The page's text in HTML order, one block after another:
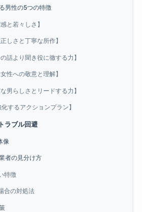
男性の5つの特徴
と若々しさ】
しさと丁寧な所作】
話より聞き役に徹する力】
性への敬意と理解】
男らしさとリードする力】
化するアクションプラン】
ラブル回避
像
者の見分け方
特徴
合の対処法